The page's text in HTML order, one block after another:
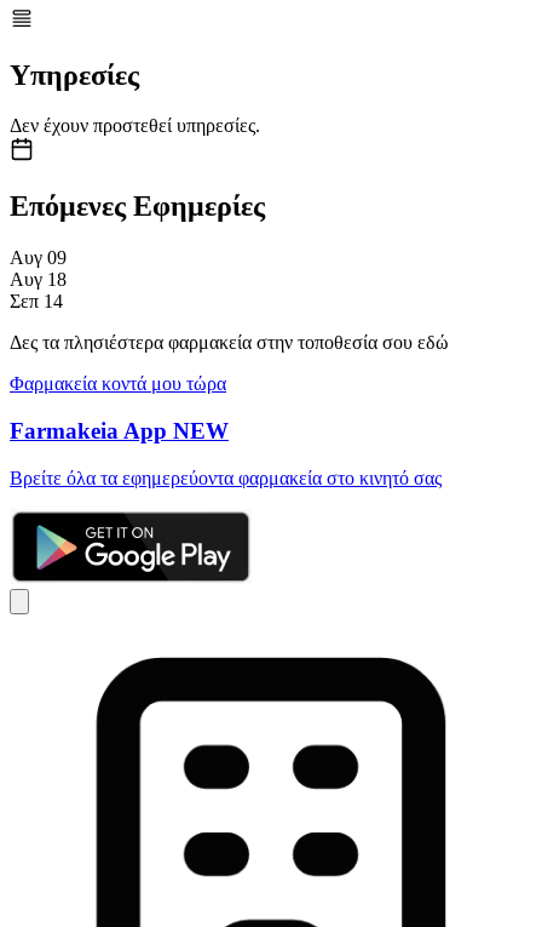
Υπηρεσίες
Δεν έχουν προστεθεί υπηρεσίες.
Επόμενες Εφημερίες
Αυγ 09
Αυγ 18
Σεπ 14
Δες τα πλησιέστερα φαρμακεία στην τοποθεσία σου εδώ
Φαρμακεία κοντά μου τώρα
Farmakeia App NEW
Βρείτε όλα τα εφημερεύοντα φαρμακεία στο κινητό σας